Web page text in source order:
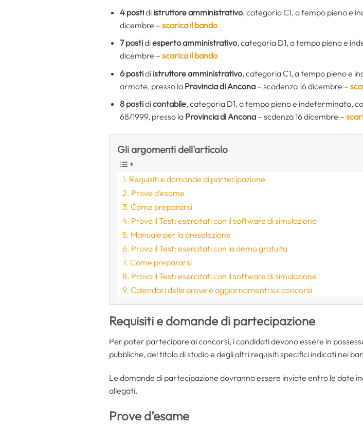
4 postidi istruttore amministrativo, categoria C1, a tempo pieno e
dicembre – scarica il bando
7 postidiesperto amministrativo, categoria D1, a tempo pieno e
dicembre – scarica il bando
6 postidi istruttore amministrativo, categoria C1, a tempo pieno e
armate, presso la Provincia di Ancona– scadenza 16 dicembre –
8 postidicontabile, categoria D1, a tempo pieno e indeterminato,
68/1999, presso la Provincia di Ancona– scdenza 16 dicembre –
Gli argomenti dell'articolo
Requisiti e domande di partecipazione
Prove d’esame
Come prepararsi
Prova il Test: esercitati con il software di simulazione
Manuale per la preselezione
Prova il Test: esercitati con la demo gratuita
Come prepararsi
Prova il Test: esercitati con il software di simulazione
Calendari delle prove e aggiornamenti sui concorsi
Requisiti e domande di partecipazione
Per poter partecipare ai concorsi, i candidati devono essere in
pubbliche, del titolo di studio e degli altri requisiti specifici indicati nei
Le domande di partecipazione dovranno essere inviate entro le date
allegati.
Prove d’esame